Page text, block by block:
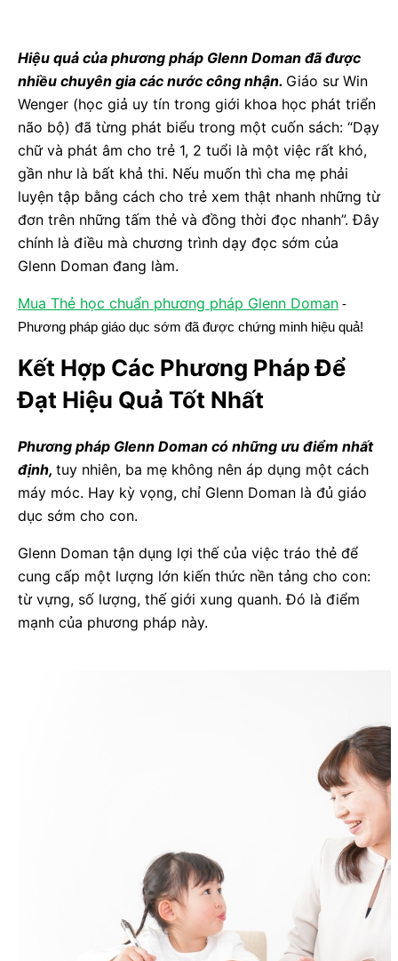
Hiệu quả của phương pháp Glenn Doman đã được
nhiều chuyên gia các nước công nhận. Giáo sư Win
Wenger (học giả uy tín trong giới khoa học phát triển
não bộ) đã từng phát biểu trong một cuốn sách: “Dạy
chữ và phát âm cho trẻ 1, 2 tuổi là một việc rất khó,
gần như là bất khả thi. Nếu muốn thì cha mẹ phải
luyện tập bằng cách cho trẻ xem thật nhanh những từ
đơn trên những tấm thẻ và đồng thời đọc nhanh”. Đây
chính là điều mà chương trình dạy đọc sớm của
Glenn Doman đang làm.
Mua Thẻ học chuẩn phương pháp Glenn Doman -
Phương pháp giáo dục sớm đã được chứng minh hiệu quả!
Kết Hợp Các Phương Pháp Để
Đạt Hiệu Quả Tốt Nhất
Phương pháp Glenn Doman có những ưu điểm nhất
định, tuy nhiên, ba mẹ không nên áp dụng một cách
máy móc. Hay kỳ vọng, chỉ Glenn Doman là đủ giáo
dục sớm cho con.
Glenn Doman tận dụng lợi thế của việc tráo thẻ để
cung cấp một lượng lớn kiến thức nền tảng cho con:
từ vựng, số lượng, thế giới xung quanh. Đó là điểm
mạnh của phương pháp này.